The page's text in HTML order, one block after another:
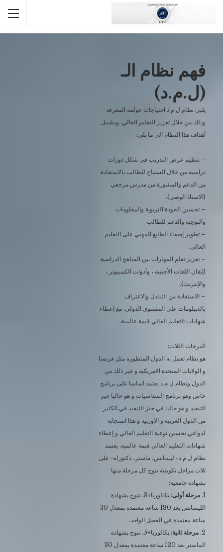
فهم نظام الـ
(ل.م.د)
يلبي نظام ل م د احتياجات عولمة المعرفة
وذلك من خلال تعزيز التعليم العالي. ويشمل
أهداف هذا النظام الى ما يلي:
– تنظيم عرض التدريب في شكل دورات
دراسية من خلال السماح للطالب بالاستفادة
من الدعم والمشورة من مدرس مرجعي
(الاستاذ الوصي).
– تحسين الجودة التربوية والمعلومات
والتوجيه والدعم للطالب.
– تطوير إضفاء الطابع المهني على التعليم
العالي.
– تعزيز تعلم المهارات بين المناهج الدراسية
(إتقان اللغات الأجنبية ، وأدوات الكمبيوتر ،
والإنترنت).
– الاستفادة من التبادل والاعتراف
بالديبلومات على المستوى الدولي. مع إعطاء
شهادات التعليم العالي قيمة عالمية.
الدرجات الثلاث:
هو نظام تعمل به الدول المتطورة مثل فرنسا
و الولايات المتحدة الامريكية و غير ذلك من
الدول ونظام ل م د يعتمد اساسا على برنامج
خاص وهو برنامج السداسيات و هو حاليا حيز
التنفيذ و هو حاليا في حيز التنفيذ في الكثير
من الدول العربية و الأوربية و هذا استجابة
لدواعي تحسين نوعية التعليم العالي و إعطاء
شهادات التعليم العالي قيمة عالمية. يعتمد
نظام ل م د- ليسانس، ماستر، دكتوراه- على
ثلاث مراحل تكوينية تتوج كل مرحلة منها
بشهادة جامعية:
1. مرحلة أولى
: بكالوريا+3، تتوج بشهادة
الليسانس بعد 180 ساعة معتمدة بمعدل 30
ساعة معتمدة في الفصل الواحد.
2. مرحلة ثانية
: بكالوريا+5، تتوج بشهادة
الماستر بعد 120 ساعة معتمدة بمعدل 30